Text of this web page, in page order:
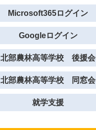
Microsoft365ログイン
Googleログイン
北部農林高等学校 後援会
北部農林高等学校 同窓会
就学支援